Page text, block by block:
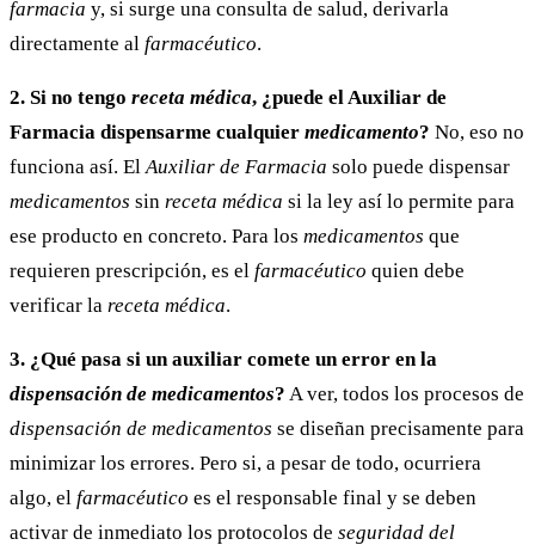
farmacia y, si surge una consulta de salud, derivarla
directamente al farmacéutico.
2. Si no tengo receta médica, ¿puede el Auxiliar de
Farmacia dispensarme cualquier medicamento? No, eso no
funciona así. El Auxiliar de Farmacia solo puede dispensar
medicamentos sin receta médica si la ley así lo permite para
ese producto en concreto. Para los medicamentos que
requieren prescripción, es el farmacéutico quien debe
verificar la receta médica.
3. ¿Qué pasa si un auxiliar comete un error en la
dispensación de medicamentos? A ver, todos los procesos de
dispensación de medicamentos se diseñan precisamente para
minimizar los errores. Pero si, a pesar de todo, ocurriera
algo, el farmacéutico es el responsable final y se deben
activar de inmediato los protocolos de seguridad del